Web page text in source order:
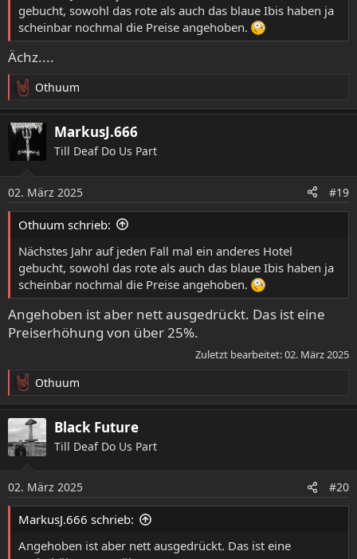
gebucht, sowohl das rote als auch das blaue Ibis haben ja
scheinbar nochmal die Preise angehoben.
Ächz....
R
e
a
k
n
e
n
Othuum
MarkusJ.666
Till Deaf Do Us Part
02. März 2025 #19
Othuum schrieb:
Nächstes Jahr auf jeden Fall mal ein anderes Hotel
gebucht, sowohl das rote als auch das blaue Ibis haben ja
scheinbar nochmal die Preise angehoben.
Angehoben ist aber nett ausgedrückt. Das ist eine
Preiserhöhung von über 25%.
Zuletzt bearbeitet:02. März 2025
R
e
a
k
t
n
e
n
Othuum
Black Future
Till Deaf Do Us Part
02. März 2025 #20
MarkusJ.666 schrieb:
Angehoben ist aber nett ausgedrückt. Das ist eine